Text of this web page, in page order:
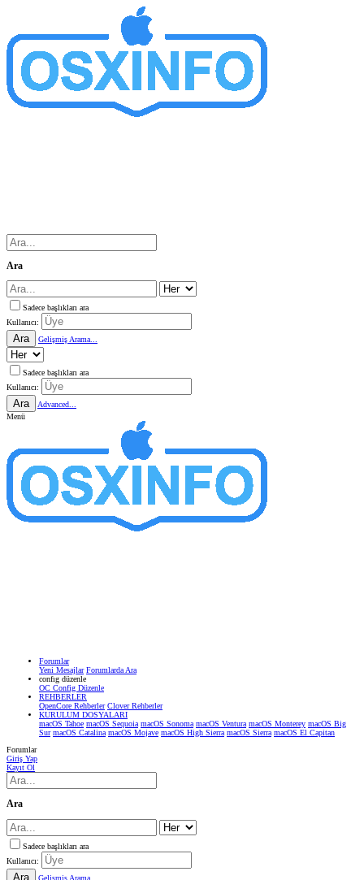
Ara
Sadece başlıkları ara
Kullanıcı:
Ara Gelişmiş Arama...
Sadece başlıkları ara
Kullanıcı:
Ara
Advanced...
Menü
Forumlar
Yeni Mesajlar Forumlarda Ara
confıg düzenle
OC Config Düzenle
REHBERLER
OpenCore Rehberler Clover Rehberler
KURULUM DOSYALARI
macOS Tahoe macOS Sequoia macOS Sonoma macOS Ventura macOS Monterey macOS Big
Sur macOS Catalina macOS Mojave macOS High Sierra macOS Sierra macOS El Capitan
Forumlar
Giriş Yap
Kayıt Ol
Ara
Sadece başlıkları ara
Kullanıcı:
Ara Gelişmiş Arama...